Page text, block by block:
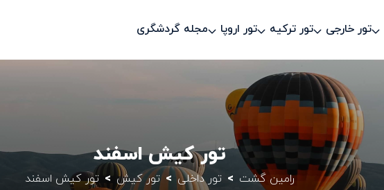
تور خارجی تور ترکیه تور اروپا مجله گردشگری
تور کیش اسفند
رامین گشت تور داخلی تور کیش تور کیش اسفند